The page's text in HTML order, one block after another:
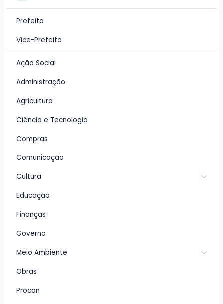
Prefeito
Vice-Prefeito
Ação Social
Administração
Agricultura
Ciência e Tecnologia
Compras
Comunicação
Cultura
Educação
Finanças
Governo
Meio Ambiente
Obras
Procon